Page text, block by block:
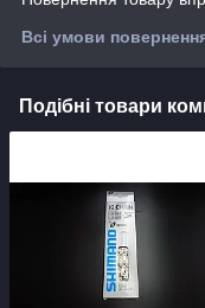
Всі умови
Подібні товари